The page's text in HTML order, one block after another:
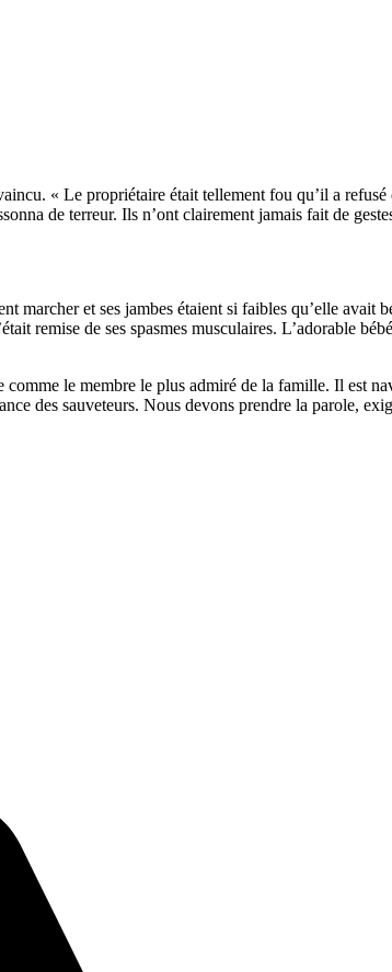
« Le propriétaire était tellement fou qu’il a
de terreur. Ils n’ont clairement jamais fait de
et ses jambes étaient si faibles qu’elle avait
remise de ses spasmes musculaires. L’adorable
le membre le plus admiré de la famille. Il est
des sauveteurs. Nous devons prendre la parole,